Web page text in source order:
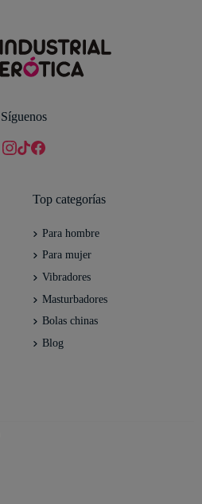
Síguenos
Top categorías
Para hombre
Para mujer
Vibradores
Masturbadores
Bolas chinas
Blog